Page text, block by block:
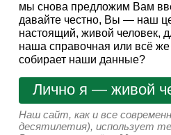
мы снова предложим Вам
давайте честно, Вы — наш
настоящий, живой человек,
наша справочная или всё же
собирает наши данные?
Лично я — живой
Наш сайт, как и все
десятилетия), использует